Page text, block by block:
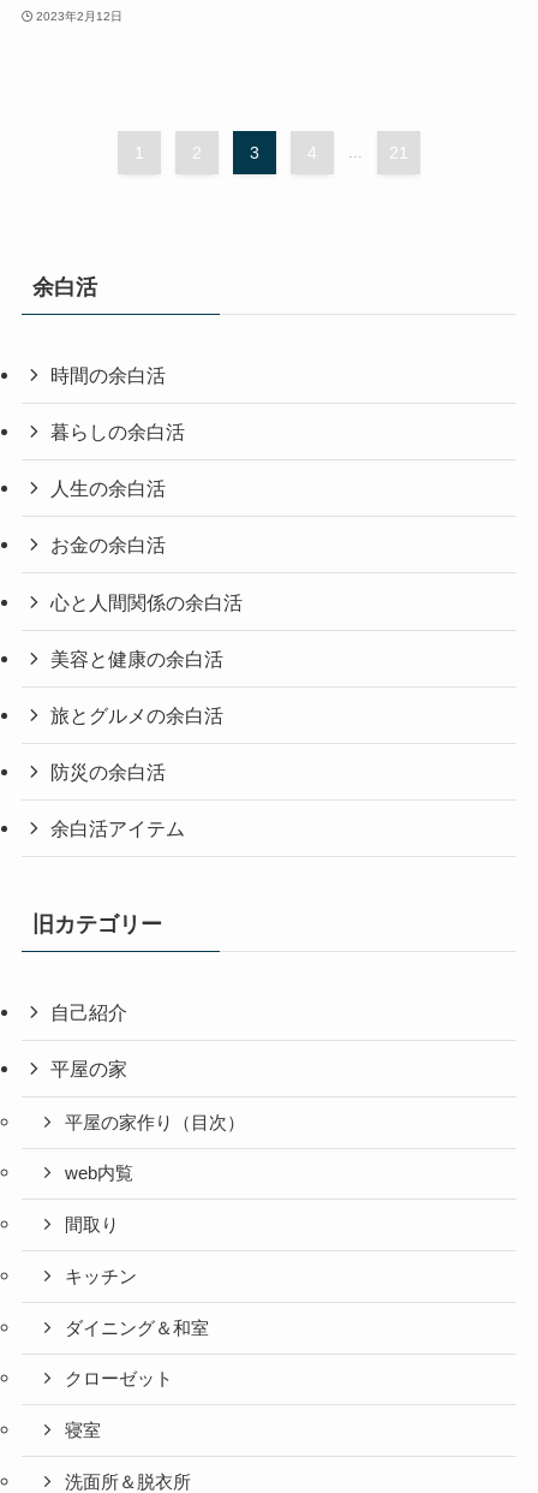
2023年2月12日
1 2 3 4 ... 21
余白活
時間の余白活
暮らしの余白活
人生の余白活
お金の余白活
心と人間関係の余白活
美容と健康の余白活
旅とグルメの余白活
防災の余白活
余白活アイテム
旧カテゴリー
自己紹介
平屋の家
平屋の家作り（目次）
web内覧
間取り
キッチン
ダイニング＆和室
クローゼット
寝室
洗面所＆脱衣所